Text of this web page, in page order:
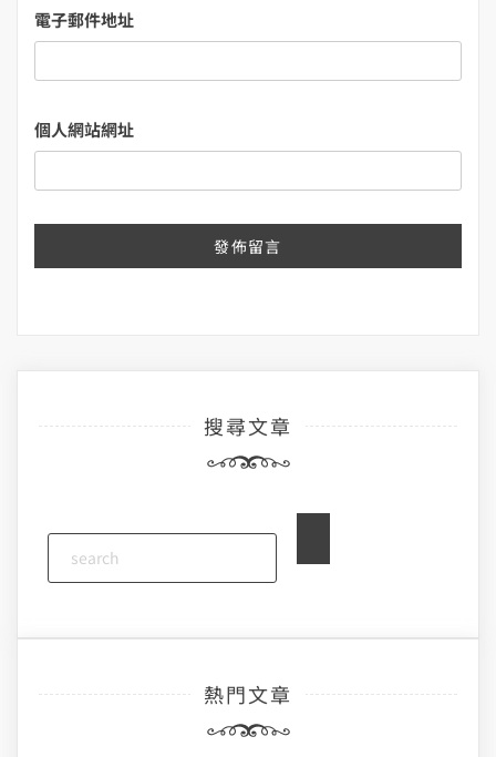
電子郵件地址
個人網站網址
搜尋文章
熱門文章